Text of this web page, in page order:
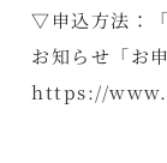
▽申込方法：
お知らせ「お
https://